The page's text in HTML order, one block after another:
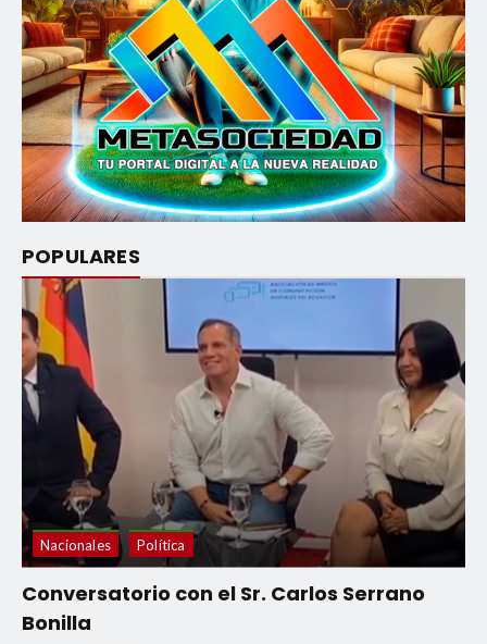
POPULARES
Nacionales Política
Conversatorio con el Sr. Carlos Serrano
Bonilla